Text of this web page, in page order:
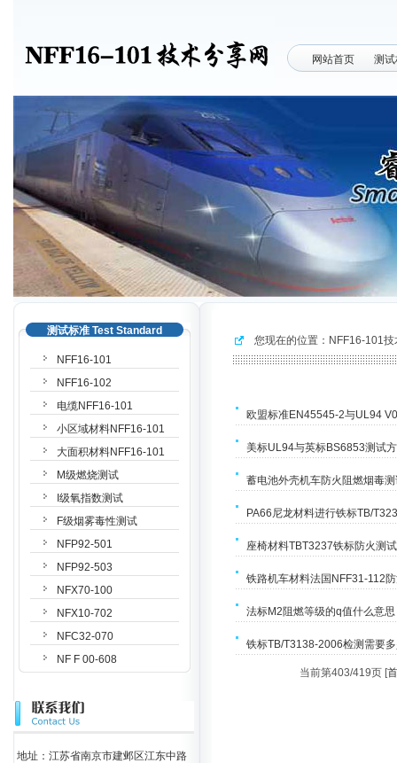
网站首页 测
您现在的位置： NFF16-101
欧盟标准EN45545-2与UL94
美标UL94与英标BS6853测试
蓄电池外壳机车防火阻燃烟毒
PA66尼龙材料进行铁标TB/
座椅材料TBT3237铁标防火测
铁路机车材料法国NFF31-112
法标M2阻燃等级的q值什么意
铁标TB/T3138-2006检测需要
当前第403/419页 [
地址：江苏省南京市建邺区江东中路
测试标准 Test Standard
NFF16-101
NFF16-102
电缆NFF16-101
小区域材料NFF16-101
大面积材料NFF16-101
M级燃烧测试
I级氧指数测试
F级烟雾毒性测试
NFP92-501
NFP92-503
NFX70-100
NFX10-702
NFC32-070
NF F 00-608